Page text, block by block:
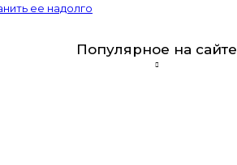
ее надолго
Популярное на сайте